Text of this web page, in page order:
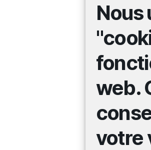
Nous
web.
votre